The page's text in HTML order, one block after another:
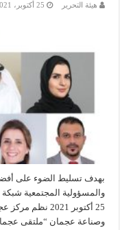
هيئة التحرير 25 أكتوبر، 2021
بهدف تسليط الضوء على
والمسؤولية المجتمعية شبكة
25 أكتوبر 2021
وصناعة عجمان “ملتقى